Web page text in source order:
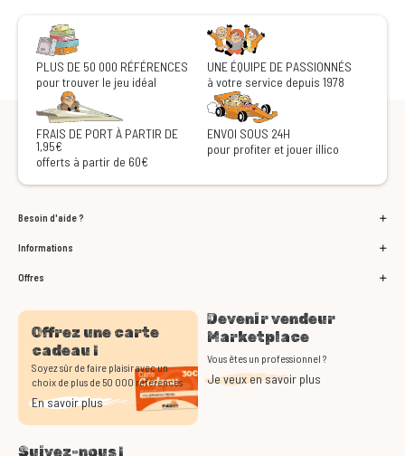
PLUS DE 50 000 RÉFÉRENCES
pour trouver le jeu idéal
UNE ÉQUIPE DE PASSIONNÉS
à votre service depuis 1978
FRAIS DE PORT À PARTIR DE
1,95€
offerts à partir de 60€
ENVOI SOUS 24H
pour profiter et jouer illico
Besoin d'aide ?
Informations
Offres
Offrez une carte
cadeau !
Soyez sûr de faire plaisir avec un
choix de plus de 50 000 références
En savoir plus
Devenir vendeur
Marketplace
Vous êtes un professionnel ?
Je veux en savoir plus
Suivez-nous !